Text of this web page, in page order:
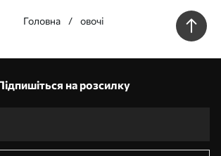
Головна овочі
розмірами
замовлення!
на розсилку